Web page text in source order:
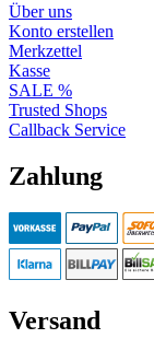
Über uns
Konto erstellen
Merkzettel
Kasse
SALE %
Trusted Shops
Callback Service
Zahlung
Versand